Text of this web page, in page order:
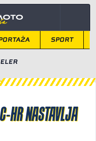
SPORT
HR NASTAVLJA